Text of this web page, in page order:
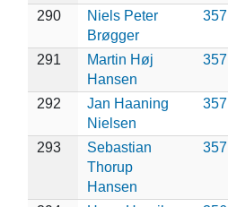
290
Niels Peter
Brøgger
357
291
Martin Høj
Hansen
357
292
Jan Haaning
Nielsen
357
293
Sebastian
Thorup
Hansen
357